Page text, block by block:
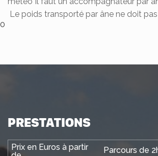
Le poids transporté par âne ne doit
0
PRESTATIONS
Parcours de